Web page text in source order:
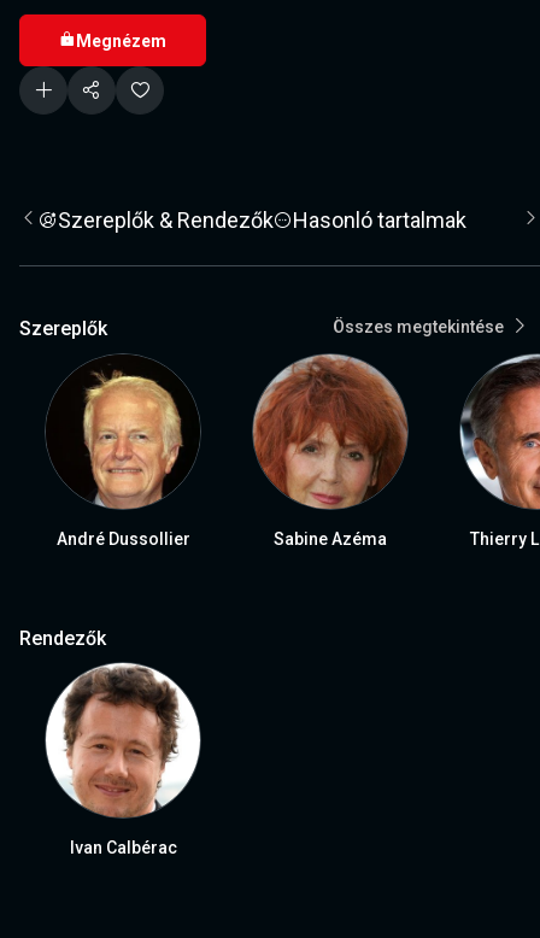
Megnézem
Szereplők & Rendezők Hasonló tartalmak
Szereplők Összes megtekintése
André Dussollier Sabine Azéma Thierry
Rendezők
Ivan Calbérac